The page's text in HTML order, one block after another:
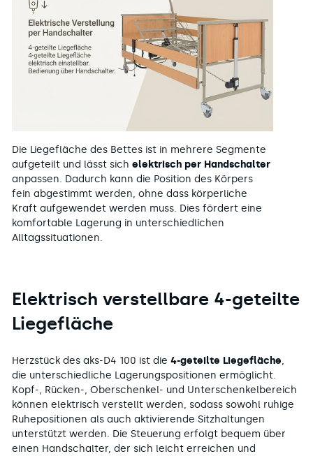
Die Liegefläche des Bettes ist in mehrere Segmente
aufgeteilt und lässt sich elektrisch per Handschalter
anpassen. Dadurch kann die Position des Körpers
fein abgestimmt werden, ohne dass körperliche
Kraft aufgewendet werden muss. Dies fördert eine
komfortable Lagerung in unterschiedlichen
Alltagssituationen.
Elektrisch verstellbare 4-geteilte
Liegefläche
Herzstück des aks-D4 100 ist die 4-geteilte Liegefläche,
die unterschiedliche Lagerungspositionen ermöglicht.
Kopf-, Rücken-, Oberschenkel- und Unterschenkelbereich
können elektrisch verstellt werden, sodass sowohl ruhige
Ruhepositionen als auch aktivierende Sitzhaltungen
unterstützt werden. Die Steuerung erfolgt bequem über
einen Handschalter, der sich leicht erreichen und